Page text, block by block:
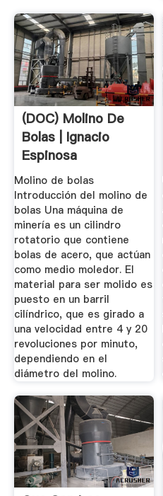
(DOC) Molino De
Bolas | Ignacio
Espinosa
Bobenrieth ...
Molino de bolas
Introducción del molino de
bolas Una máquina de
minería es un cilindro
rotatorio que contiene
bolas de acero, que actúan
como medio moledor. El
material para ser molido es
puesto en un barril
cilíndrico, que es girado a
una velocidad entre 4 y 20
revoluciones por minuto,
dependiendo en el
diámetro del molino.